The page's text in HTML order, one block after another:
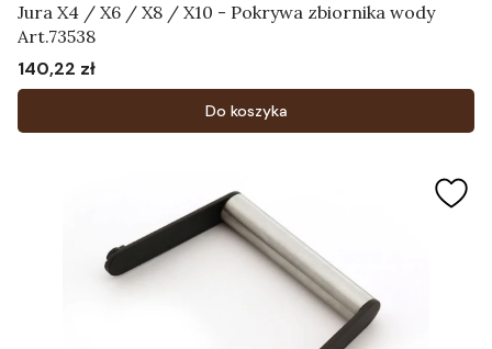
Jura X4 / X6 / X8 / X10 - Pokrywa zbiornika wody
Art.73538
Cena
140,22 zł
Do koszyka